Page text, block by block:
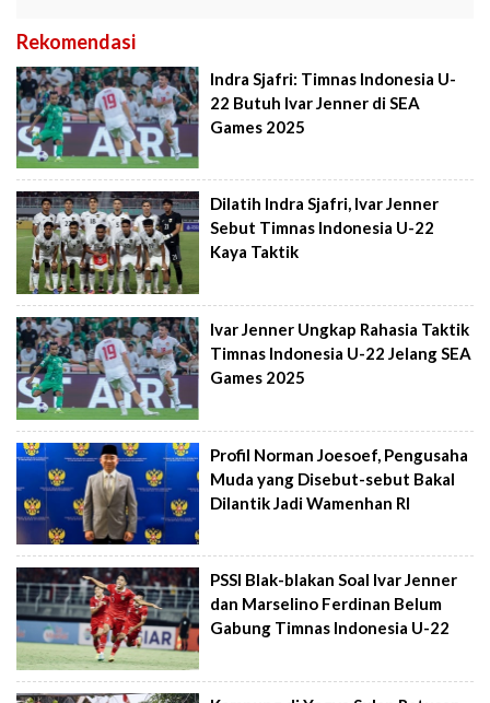
Rekomendasi
Indra Sjafri: Timnas Indonesia U-
22 Butuh Ivar Jenner di SEA
Games 2025
Dilatih Indra Sjafri, Ivar Jenner
Sebut Timnas Indonesia U-22
Kaya Taktik
Ivar Jenner Ungkap Rahasia Taktik
Timnas Indonesia U-22 Jelang SEA
Games 2025
Profil Norman Joesoef, Pengusaha
Muda yang Disebut-sebut Bakal
Dilantik Jadi Wamenhan RI
PSSI Blak-blakan Soal Ivar Jenner
dan Marselino Ferdinan Belum
Gabung Timnas Indonesia U-22